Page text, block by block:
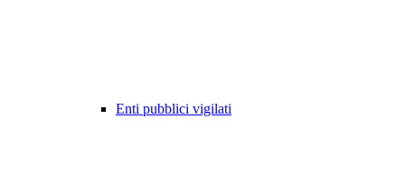
Enti pubblici vigilati